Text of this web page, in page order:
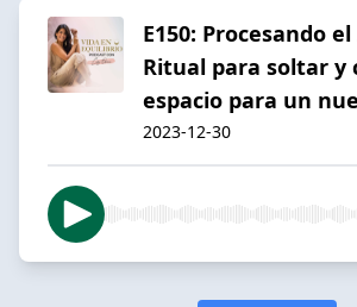
E150: Procesando el
Ritual para soltar y
espacio para un
2023-12-30